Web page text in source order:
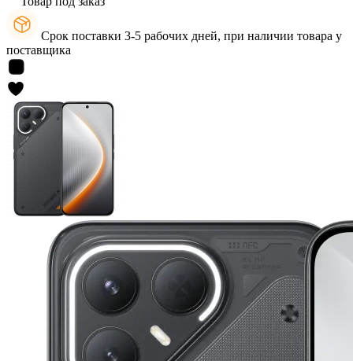
Срок поставки 3-5 рабочих дней, при наличии товара у
поставщика